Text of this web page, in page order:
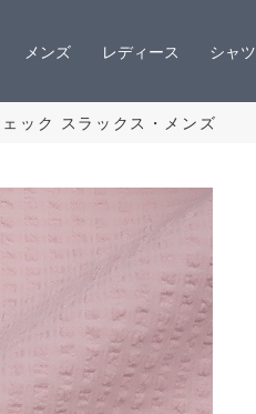
メンズ レディース シャツ
ック スラックス・メンズ